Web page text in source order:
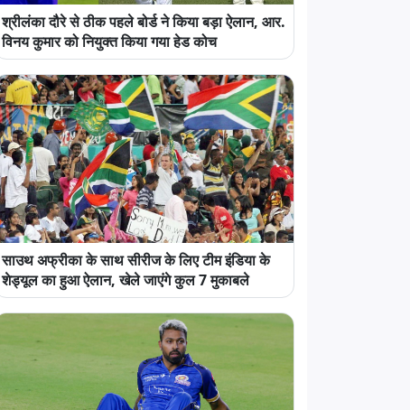
श्रीलंका दौरे से ठीक पहले बोर्ड ने किया बड़ा ऐलान, आर.
विनय कुमार को नियुक्त किया गया हेड कोच
साउथ अफ्रीका के साथ सीरीज के लिए टीम इंडिया के
शेड्यूल का हुआ ऐलान, खेले जाएंगे कुल 7 मुकाबले